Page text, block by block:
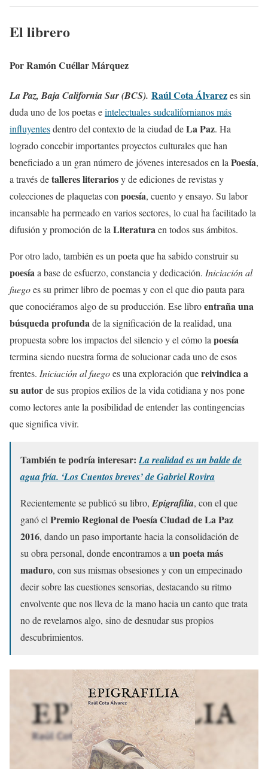
El librero
Por Ramón Cuéllar Márquez
La Paz, Baja California Sur (BCS). Raúl Cota Álvarezes sin
duda uno de los poetas eintelectuales sudcalifornianos más
influyentesdentro del contexto de la ciudad deLa Paz. Ha
logrado concebir importantes proyectos culturales que han
beneficiado a un gran número de jóvenes interesados en la Poesía,
a través detalleres literariosy de ediciones de revistas y
colecciones de plaquetas con poesía, cuento y ensayo. Su labor
incansable ha permeado en varios sectores, lo cual ha facilitado la
difusión y promoción de la Literaturaen todos sus ámbitos.
Por otro lado, también es un poeta que ha sabido construir su
poesíaa base de esfuerzo, constancia y dedicación. Iniciación al
fuegoes su primer libro de poemas y con el que dio pauta para
que conociéramos algo de su producción. Ese libroentraña una
búsqueda profundade la significación de la realidad, una
propuesta sobre los impactos del silencio y el cómo la poesía
termina siendo nuestra forma de solucionar cada uno de esos
frentes. Iniciación al fuegoes una exploración quereivindica a
su autorde sus propios exilios de la vida cotidiana y nos pone
como lectores ante la posibilidad de entender las contingencias
que significa vivir.
También te podría interesar:La realidad es un balde de
agua fría. ‘Los Cuentos breves’ de Gabriel Rovira
Recientemente se publicó su libro, Epigrafilia, con el que
ganó el Premio Regional de Poesía Ciudad de La Paz
2016, dando un paso importante hacia la consolidación de
su obra personal, donde encontramos a un poeta más
maduro, con sus mismas obsesiones y con un empecinado
decir sobre las cuestiones sensorias, destacando su ritmo
envolvente que nos lleva de la mano hacia un canto que trata
no de revelarnos algo, sino de desnudar sus propios
descubrimientos.